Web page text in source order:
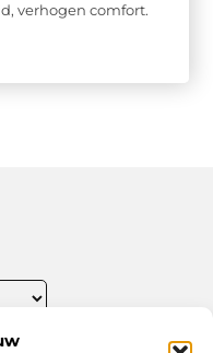
verhogen comfort.